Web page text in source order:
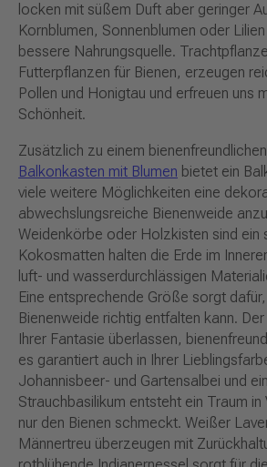
locken mit süßem Duft aber geringer
Kornblumen, Sonnenblumen oder
bessere Nahrungsquelle.
Futterpflanzen für Bienen, erzeugen
Pollen und Honigtau und erfreuen uns
Schönheit.
Zusätzlich zu einem
Balkonkasten mit Blumen bietet ein
viele weitere Möglichkeiten eine
abwechslungsreiche Bienenweide
Weidenkörbe oder Holzkisten sind ein
Kokosmatten halten die Erde im
luft- und wasserdurchlässigen
Eine entsprechende Größe sorgt
Bienenweide richtig entfalten kann.
Ihrer Fantasie überlassen,
es garantiert auch in Ihrer
Johannisbeer- und Gartensalbei und
Strauchbasilikum entsteht ein Traum
nur den Bienen schmeckt. Weißer
Männertreu überzeugen mit